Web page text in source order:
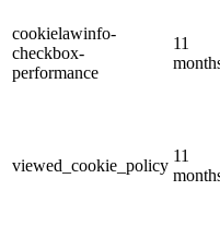
cookielawinfo-
checkbox-
performance
11
viewed_cookie_policy
11